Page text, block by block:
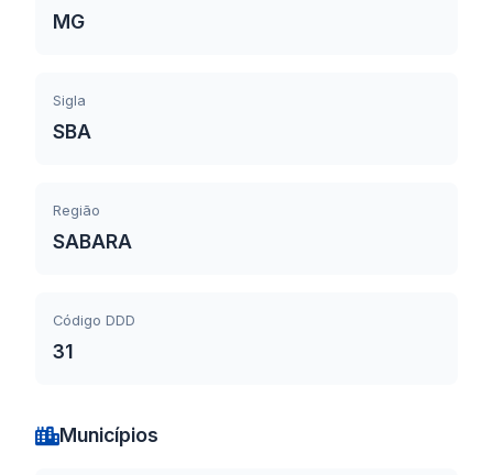
MG
Sigla
SBA
Região
SABARA
Código DDD
31
Municípios